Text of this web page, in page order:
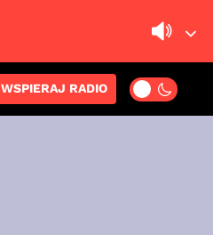
WSPIERAJ RADIO